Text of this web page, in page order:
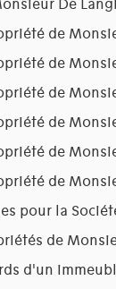
De
de
de
de
de
de
de
pour la
de
d'un